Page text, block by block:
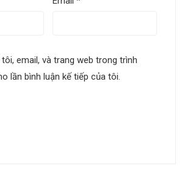
email, và trang web trong trình
lần bình luận kế tiếp của tôi.